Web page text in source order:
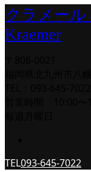
クラメール
Kraemer
TEL093-645-7022